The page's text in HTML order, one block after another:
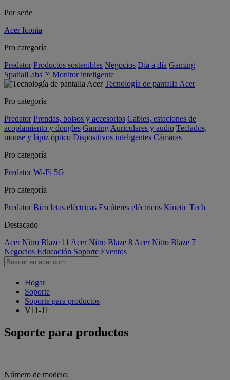
Por serie
Acer Iconia
Pro categoría
Predator Productos sostenibles Negocios Día a día Gaming
SpatialLabs™ Monitor inteligente
Tecnología de pantalla Acer
Pro categoría
Predator Prendas, bolsos y accesorios Cables, estaciones de
acoplamiento y dongles Gaming Auriculares y audio Teclados,
mouse y lápiz óptico Dispositivos inteligentes Cámaras
Pro categoría
Predator Wi-Fi 5G
Pro categoría
Predator Bicicletas eléctricas Escúteres eléctricos Kinetic Tech
Destacado
Acer Nitro Blaze 11 Acer Nitro Blaze 8 Acer Nitro Blaze 7
Negocios Educación Soporte Eventos
Hogar
Soporte
Soporte para productos
V11-11
Soporte para productos
Número de modelo: